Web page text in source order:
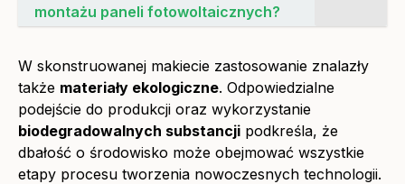
montażu paneli fotowoltaicznych?
W skonstruowanej makiecie zastosowanie znalazły
także materiały ekologiczne. Odpowiedzialne
podejście do produkcji oraz wykorzystanie
biodegradowalnych substancji podkreśla, że
dbałość o środowisko może obejmować wszystkie
etapy procesu tworzenia nowoczesnych technologii.